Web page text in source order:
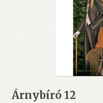
Árnybíró 12